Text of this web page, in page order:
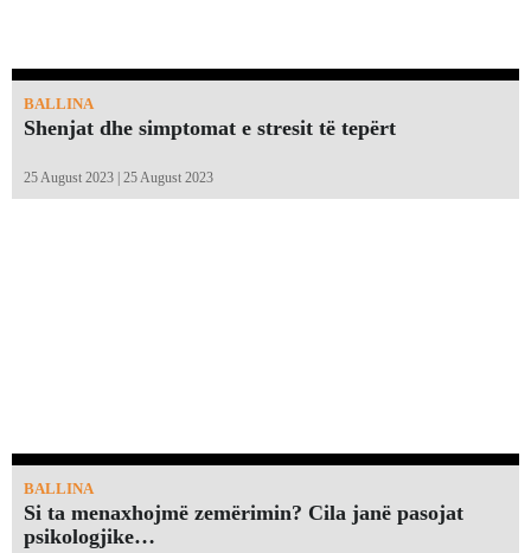
BALLINA
Shenjat dhe simptomat e stresit të tepërt
25 August 2023 | 25 August 2023
BALLINA
Si ta menaxhojmë zemërimin? Cila janë pasojat
psikologjike…